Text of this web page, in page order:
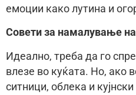
емоции како лутина и
Совети за намалување
Идеално, треба да го
влезе во куќата. Но, ако
ситници, облека и